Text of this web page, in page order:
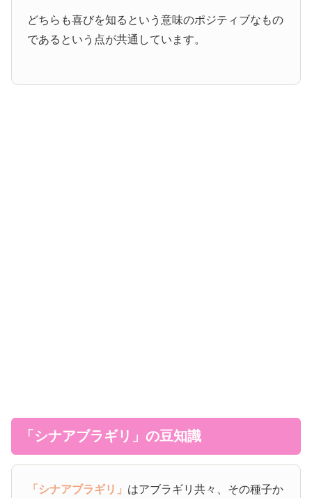
どちらも喜びを知るという意味のポジティブなもの
であるという点が共通しています。
「シナアブラギリ」の豆知識
「シナアブラギリ」 はアブラギリ共々、その種子か